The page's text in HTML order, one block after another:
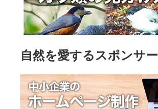
自然を愛するスポンサー